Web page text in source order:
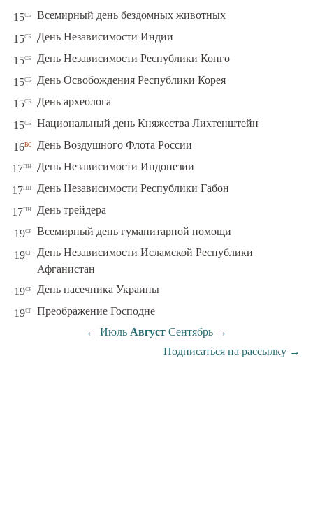
15сб Всемирный день бездомных животных
15сб День Независимости Индии
15сб День Независимости Республики Конго
15сб День Освобождения Республики Корея
15сб День археолога
15сб Национальный день Княжества Лихтенштейн
16вс День Воздушного Флота России
17пн День Независимости Индонезии
17пн День Независимости Республики Габон
17пн День трейдера
19ср Всемирный день гуманитарной помощи
19ср
День Независимости Исламской Республики
Афганистан
19ср День пасечника Украины
19ср Преображение Господне
← Июль Август Сентябрь →
Подписаться на рассылку →